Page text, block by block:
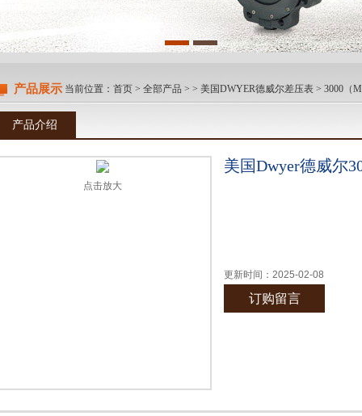
产品展示 当前位置： 首页 > 全部产品 > > 美国DWYER德威尔差压表 > 3000（
产品介绍
点击放大
美国Dwyer德威尔
更新时间： 2025-02-08
订购留言